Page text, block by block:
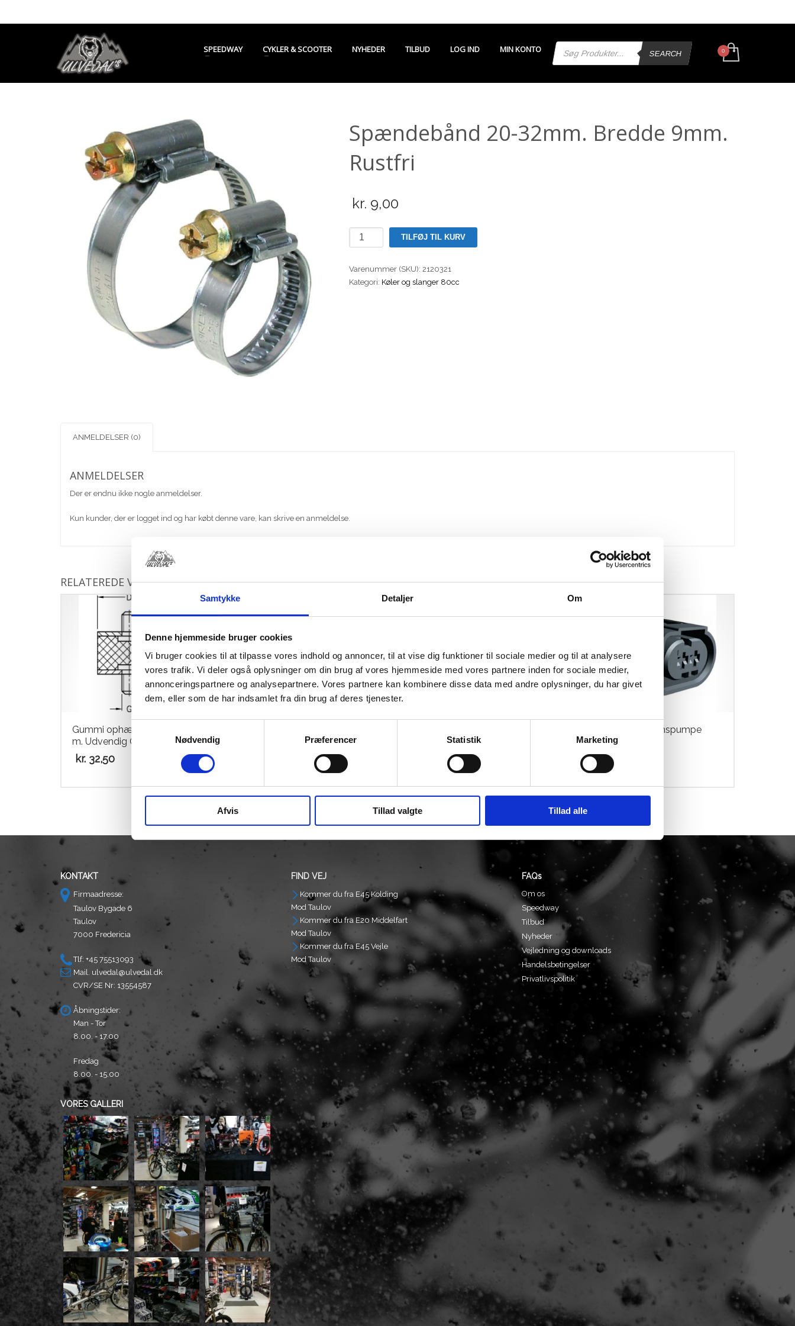
Samtykke Detaljer Om
Denne hjemmeside bruger cookies
Vi bruger cookies til at tilpasse vores indhold og annoncer, til at vise dig funktioner til sociale medier og til at analysere
vores trafik. Vi deler også oplysninger om din brug af vores hjemmeside med vores partnere inden for sociale medier,
annonceringspartnere og analysepartnere. Vores partnere kan kombinere disse data med andre oplysninger, du har givet
dem, eller som de har indsamlet fra din brug af deres tjenester.
Samtykkevalg
Nødvendig
Præferencer Statistik Marketing
Afvis Tillad valgte Tillad alle
SPEEDWAY CYKLER & SCOOTER NYHEDER TILBUD LOG IND MIN KONTO
Products
search
SEARCH
Spændebånd 20-32mm. Bredde 9mm.
Rustfri
kr. 9,00
Spændebånd
20-
Bredde
9mm.
TILFØJ TIL KURV
Varenummer (SKU): 2120321
Kategori: Køler og slanger 80cc
ANMELDELSER (0)
ANMELDELSER
Der er endnu ikke nogle anmeldelser.
Kun kunder, der er logget ind og har købt denne vare, kan skrive en anmeldelse.
RELATEREDE VARER
Gummi ophæng 6x20x10mm
m. Udvendig Gevind
kr. 32,50
kølerslange Sølv
Ameret Gummi
Water / Cooler Pipe Diameter 16/24mm
kr.175,00
Stik til Cirkulationspumpe
Bosch 12V.
kr.89,00
KONTAKT
Firmaadresse:
Taulov Bygade 6
Taulov
7000 Fredericia
Tlf: +45 75513093
Mail. ulvedal@ulvedal.dk
CVR/SE Nr: 13554587
Åbningstider:
Man - Tor
8.00. - 17.00
Fredag
8.00. - 15.00
FIND VEJ
Kommer du fra E45 Kolding
Mod Taulov
Kommer du fra E20 Middelfart
Mod Taulov
Kommer du fra E45 Vejle
Mod Taulov
FAQs
Om os
Speedway
Tilbud
Nyheder
Vejledning og downloads
Handelsbetingelser
Privatlivspolitik
VORES GALLERI